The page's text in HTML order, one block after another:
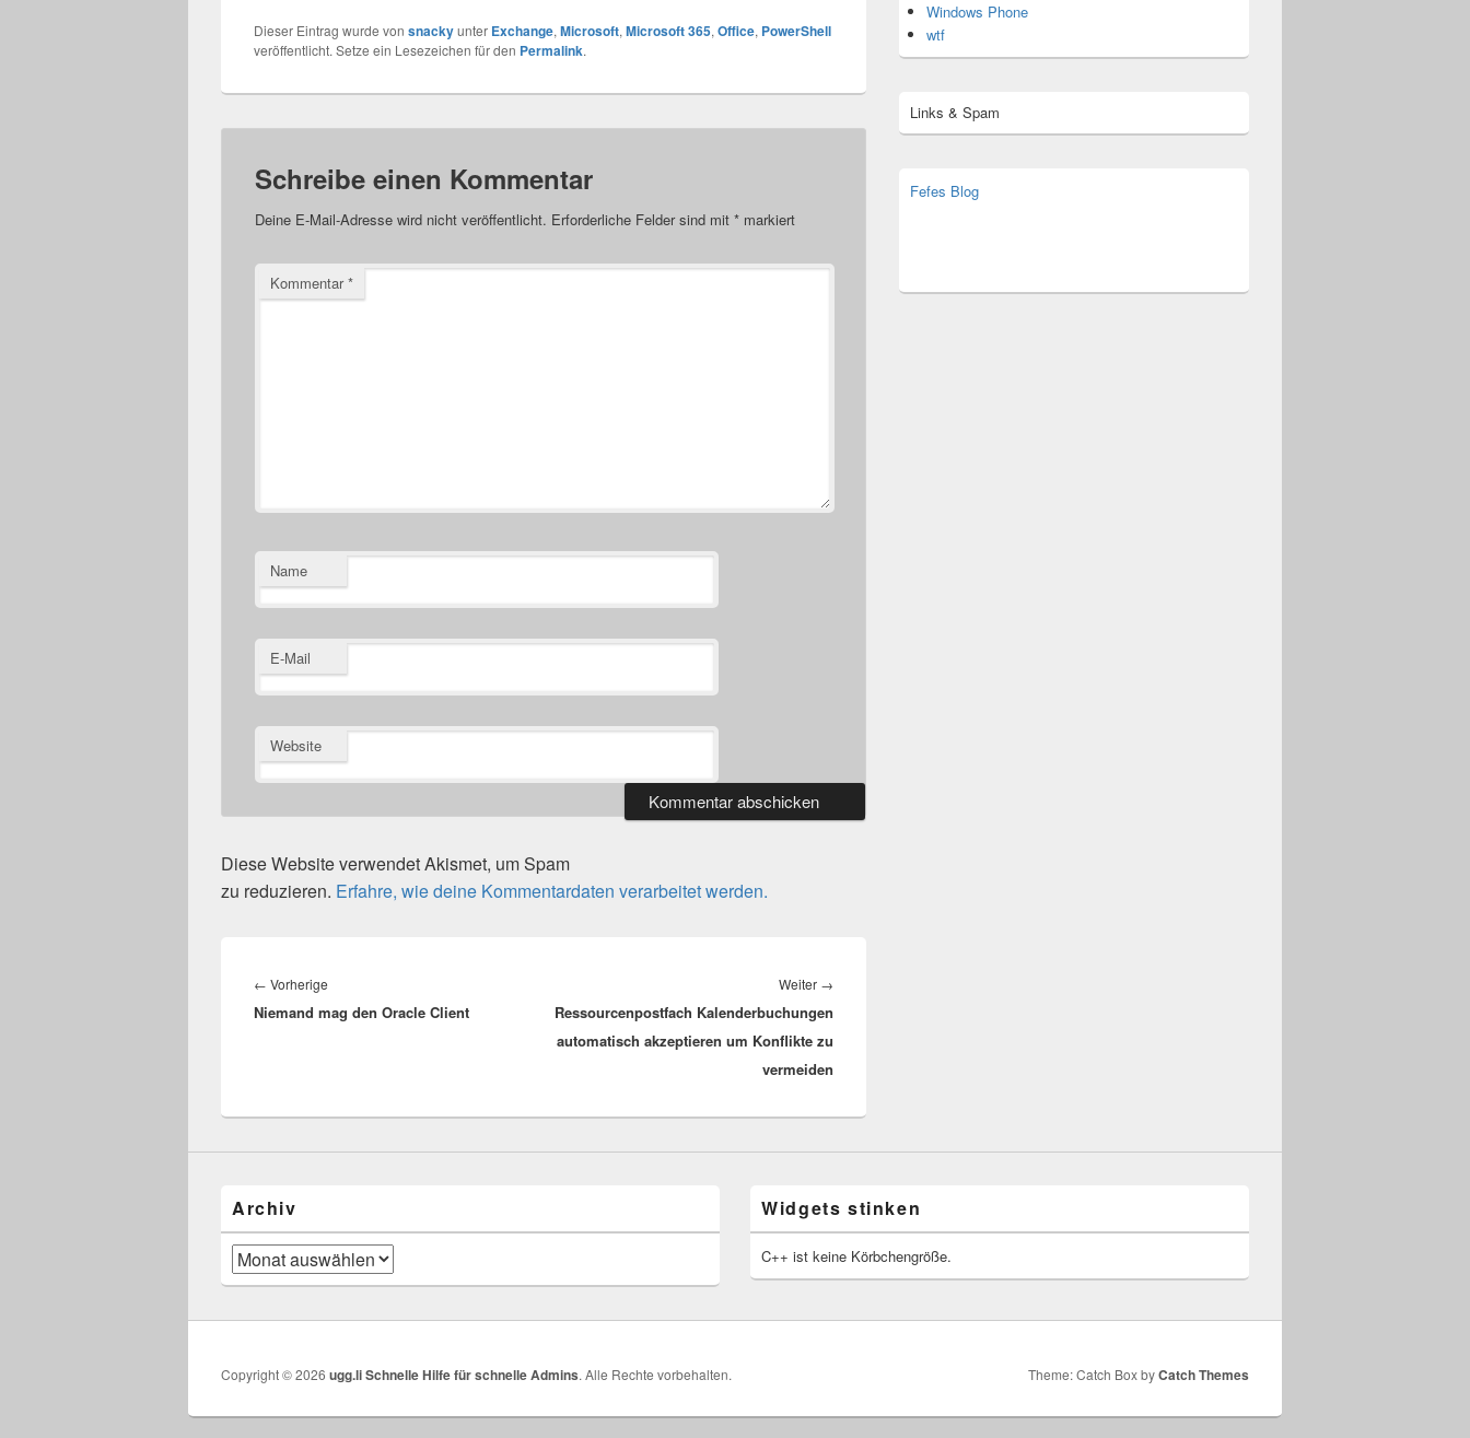
Dieser Eintrag wurde von snackyunter Exchange, Microsoft, Microsoft 365, Office, PowerShell
veröffentlicht. Setze ein Lesezeichen für den Permalink.
Schreibe einen Kommentar
Deine E-Mail-Adresse wird nicht veröffentlicht. Erforderliche Felder sind mit * markiert
Kommentar*
Name
E-Mail
Website
Diese Website verwendet Akismet, um Spam
zu reduzieren. Erfahre, wie deine Kommentardaten verarbeitet werden.
← Vorherige
Beitrag:
Niemand mag den Oracle Client
Weiter →
Ressourcenpostfach Kalenderbuchungen
automatisch akzeptieren um Konflikte zu
vermeiden
Windows Phone
wtf
Links & Spam
Fefes Blog
Archiv
Archiv
Widgets stinken
C++ ist keine Körbchengröße.
Copyright © 2026 ugg.li Schnelle Hilfe für schnelle Admins. Alle Rechte vorbehalten. Theme: Catch Box byCatch Themes